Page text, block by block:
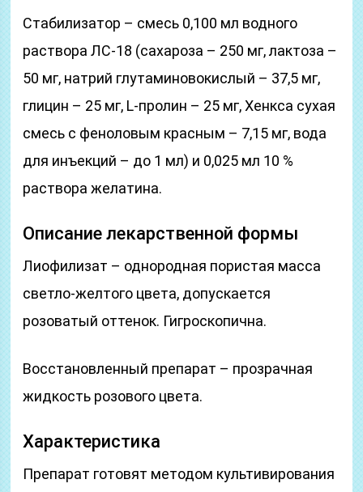
Стабилизатор – смесь 0,100 мл водного
раствора ЛС-18 (сахароза – 250 мг, лактоза –
50 мг, натрий глутаминовокислый – 37,5 мг,
глицин – 25 мг, L-пролин – 25 мг, Хенкса сухая
смесь с феноловым красным – 7,15 мг, вода
для инъекций – до 1 мл) и 0,025 мл 10 %
раствора желатина.
Описание лекарственной формы
Лиофилизат – однородная пористая масса
светло-желтого цвета, допускается
розоватый оттенок. Гигроскопична.
Восстановленный препарат – прозрачная
жидкость розового цвета.
Характеристика
Препарат готовят методом культивирования